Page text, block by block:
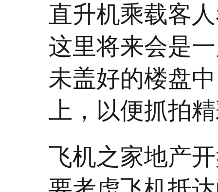
直升机乘载客
这里将来会是
未盖好的楼盘
上，以便抓拍
飞机之家地产